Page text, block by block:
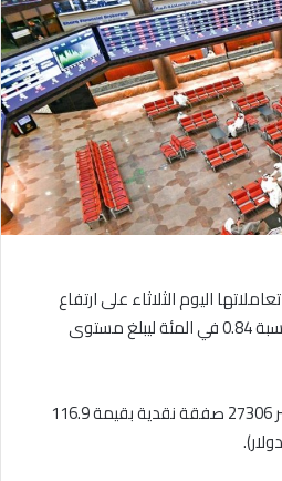
اليوم الثلاثاء على ارتفاع
مؤشرها العام 72.42 نقطة بنسبة 0.84 في المئة ليبلغ مستوى
وتم تداول 455 مليون سهم عبر 27306 صفقة نقدية بقيمة 116.9